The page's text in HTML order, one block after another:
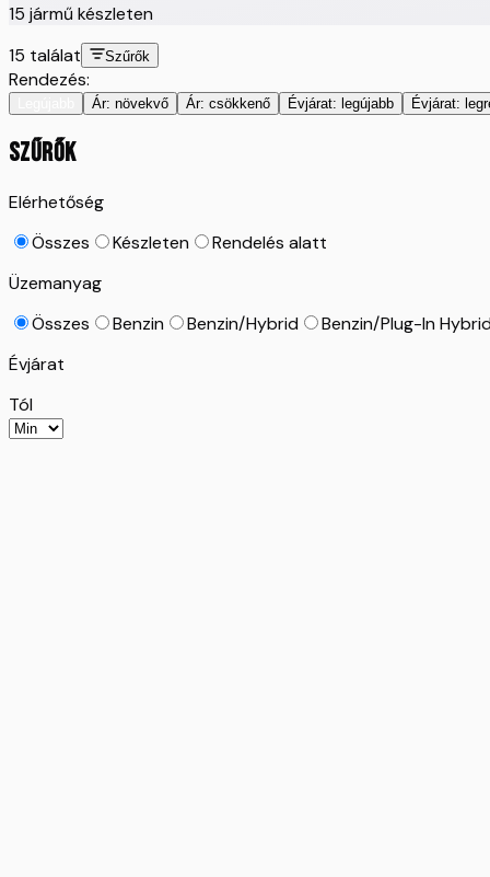
15 jármű készleten
15 találat Szűrők
Rendezés:
Ár: növekvő Ár: csökkenő Évjárat: legújabb Évjárat:
SZŰRŐK
Elérhetőség
Összes
Készleten
Rendelés alatt
Üzemanyag
Összes
Benzin Benzin/Hybrid
Benzin/Plug-In
Évjárat
Tól